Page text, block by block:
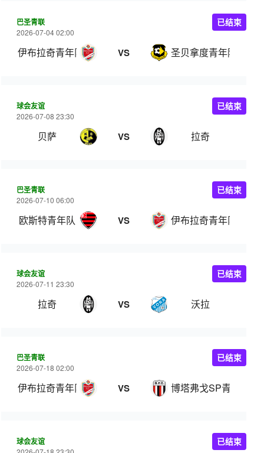
巴圣青联
2026-07-04 02:00
伊布拉奇青年队 VS 圣贝拿度青年隊
已结束
球会友谊
2026-07-08 23:30
贝萨 VS 拉奇
已结束
巴圣青联
2026-07-10 06:00
欧斯特青年队 VS 伊布拉奇青年队
已结束
球会友谊
2026-07-11 23:30
拉奇 VS 沃拉
已结束
巴圣青联
2026-07-18 02:00
伊布拉奇青年队 VS 博塔弗戈SP青年队
已结束
球会友谊 已结束